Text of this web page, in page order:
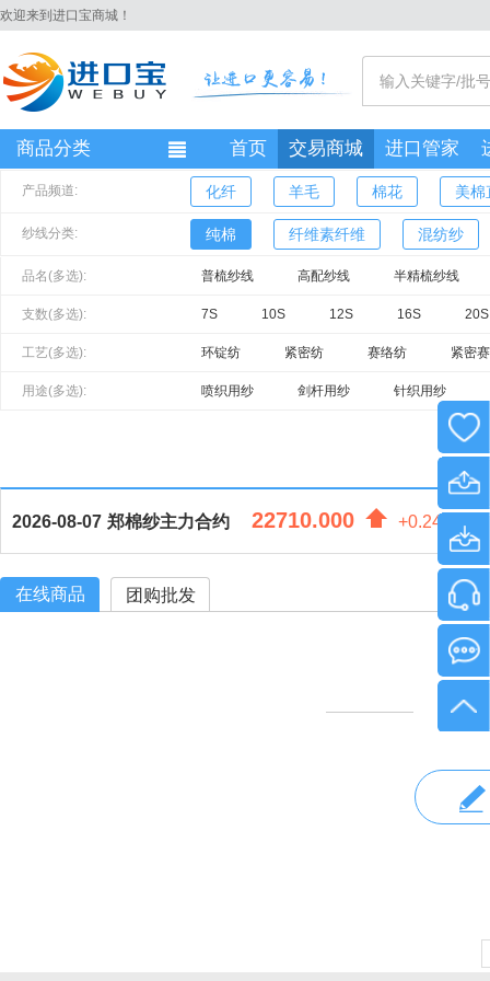
欢迎来到进口宝商城！
商品分类 首页 交易商城 进口管家
产品频道: 化纤 羊毛 棉花 美棉
纱线分类: 纯棉 纤维素纤维 混纺纱
品名(多选): 普梳纱线 高配纱线 半精梳纱线
支数(多选): 7S 10S 12S 16S 20S
14S 15S 18S
工艺(多选): 环锭纺 紧密纺 赛络纺 紧密
用途(多选): 喷织用纱 剑杆用纱 针织用纱
乌兹别
2026-08-07 郑棉纱主力合约 22710.000 +0.24%
在线商品 团购批发
没